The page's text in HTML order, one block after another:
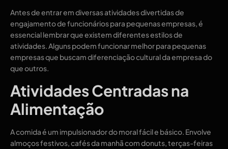
Antes de entrar em diversas atividades divertidas de
engajamento de funcionários para pequenas empresas, é
essencial lembrar que existem diferentes estilos de
atividades. Alguns podem funcionar melhor para pequenas
empresas que buscam diferenciação cultural da empresa do
que outros.
Atividades Centradas na
Alimentação
A comida é um impulsionador do moral fácil e básico. Envolve
almoços festivos, cafés da manhã com donuts, terças-feiras